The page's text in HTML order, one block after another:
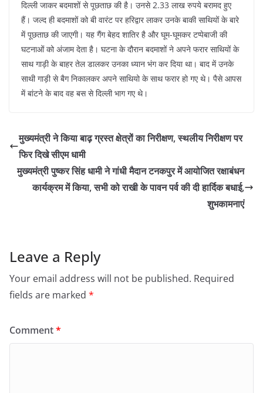
दिल्ली जाकर बदमाशों से पूछताछ की है। उनसे 2.33 लाख रुपये बरामद हुए
हैं। जल्द ही बदमाशों को बी वारंट पर हरिद्वार लाकर उनके बाकी साथियों के बारे
में पूछताछ की जाएगी। यह गैंग बेहद शातिर है और घूम-घूमकर टप्पेबाजी की
घटनाओं को अंजाम देता है। घटना के दौरान बदमाशों ने अपने फरार साथियों के
साथ गाड़ी के बाहर तेल डालकर उनका ध्यान भंग कर दिया था। बाद में उनके
साथी गाड़ी से बैग निकालकर अपने साथियो के साथ फरार हो गए थे। पैसे आपस
में बांटने के बाद वह बस से दिल्ली भाग गए थे।
मुख्यमंत्री ने किया बाढ़ ग्रस्त क्षेत्रों का निरीक्षण, स्थलीय निरीक्षण पर
फिर दिखे सीएम धामी
मुख्यमंत्री पुष्कर सिंह धामी ने गांधी मैदान टनकपुर में आयोजित रक्षाबंधन
कार्यक्रम में किया, सभी को राखी के पावन पर्व की दी हार्दिक बधाई,
शुभकामनाएं
Leave a Reply
Your email address will not be published. Required
fields are marked *
Comment*